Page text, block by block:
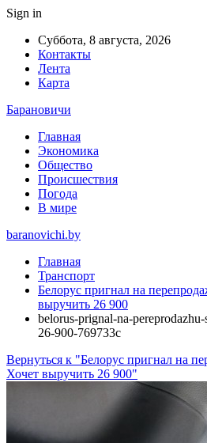
Sign in
Суббота, 8 августа, 2026
Контакты
Лента
Карта
Барановичи
Главная
Экономика
Общество
Происшествия
Погода
В мире
baranovichi.by
Главная
Транспорт
Белорус пригнал на
выручить 26 900
belorus-prignal-na-
26-900-769733c
Вернуться к "Белорус пригнал на
Хочет выручить 26 900"